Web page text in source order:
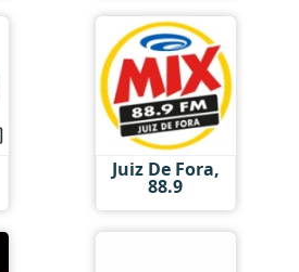
Juiz De Fora,
88.9